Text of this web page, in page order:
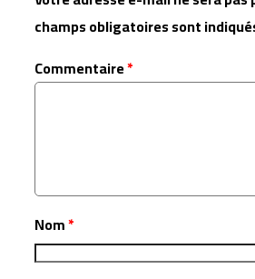
champs obligatoires sont
Commentaire*
Nom*